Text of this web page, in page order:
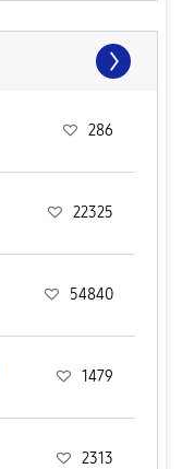
286
22325
54840
1479
2313